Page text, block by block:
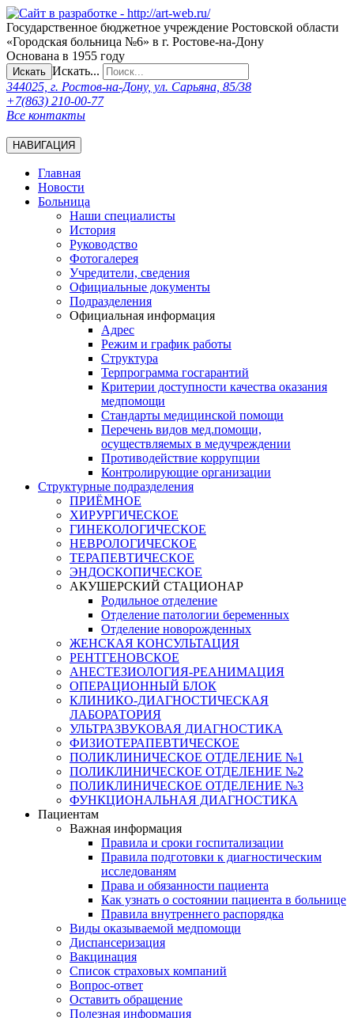
Государственное бюджетное учреждение Ростовской области
«Городская больница №6» в г. Ростове-на-Дону
Основана в 1955 году
Искать Искать...
344025, г. Ростов-на-Дону, ул. Сарьяна, 85/38
+7(863) 210-00-77
Все контакты
НАВИГАЦИЯ
Главная
Новости
Больница
Наши специалисты
История
Руководство
Фотогалерея
Учредители, сведения
Официальные документы
Подразделения
Официальная информация
Адрес
Режим и график работы
Структура
Терпрограмма госгарантий
Критерии доступности качества оказания
медпомощи
​Стандарты медицинской помощи
Перечень видов мед.помощи,
осуществляемых в медучреждении
Противодействие коррупции
Контролирующие организации
Структурные подразделения
ПРИЁМНОЕ
ХИРУРГИЧЕСКОЕ
ГИНЕКОЛОГИЧЕСКОЕ
НЕВРОЛОГИЧЕСКОЕ
ТЕРАПЕВТИЧЕСКОЕ
ЭНДОСКОПИЧЕСКОЕ
АКУШЕРСКИЙ СТАЦИОНАР
Родильное отделение
Отделение патологии беременных
Отделение новорожденных
ЖЕНСКАЯ КОНСУЛЬТАЦИЯ
РЕНТГЕНОВСКОЕ
АНЕСТЕЗИОЛОГИЯ-РЕАНИМАЦИЯ
ОПЕРАЦИОННЫЙ БЛОК
КЛИНИКО-ДИАГНОСТИЧЕСКАЯ
ЛАБОРАТОРИЯ
УЛЬТРАЗВУКОВАЯ ДИАГНОСТИКА
ФИЗИОТЕРАПЕВТИЧЕСКОЕ
ПОЛИКЛИНИЧЕСКОЕ ОТДЕЛЕНИЕ №1
ПОЛИКЛИНИЧЕСКОЕ ОТДЕЛЕНИЕ №2
ПОЛИКЛИНИЧЕСКОЕ ОТДЕЛЕНИЕ №3
ФУНКЦИОНАЛЬНАЯ ДИАГНОСТИКА
Пациентам
Важная информация
Правила и сроки госпитализации
Правила подготовки к диагностическим
исследованям
Права и обязанности пациента
Как узнать о состоянии пациента в больнице
Правила внутреннего распорядка
Виды оказываемой медпомощи
Диспансеризация
Вакцинация
Список страховых компаний
Вопрос-ответ
Оставить обращение
Полезная информация